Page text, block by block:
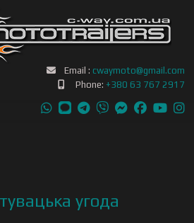
Email : cwaymoto@gmail.com
Phone: +380 63 767 2917
угода